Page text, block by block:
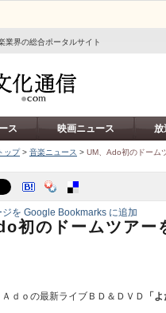
業界の総合ポータルサイト
ス 映画ニュース 放
ップ> 音楽ニュース > UM、Ado初のドーム
初のドームツアー
ｄｏの最新ライブＢＤ＆ＤＶＤ 「